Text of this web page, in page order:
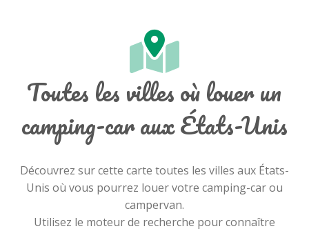
Toutes les villes où louer un
camping-car aux États-Unis
Découvrez sur cette carte toutes les villes aux États-
Unis où vous pourrez louer votre camping-car ou
campervan.
Utilisez le moteur de recherche pour connaître